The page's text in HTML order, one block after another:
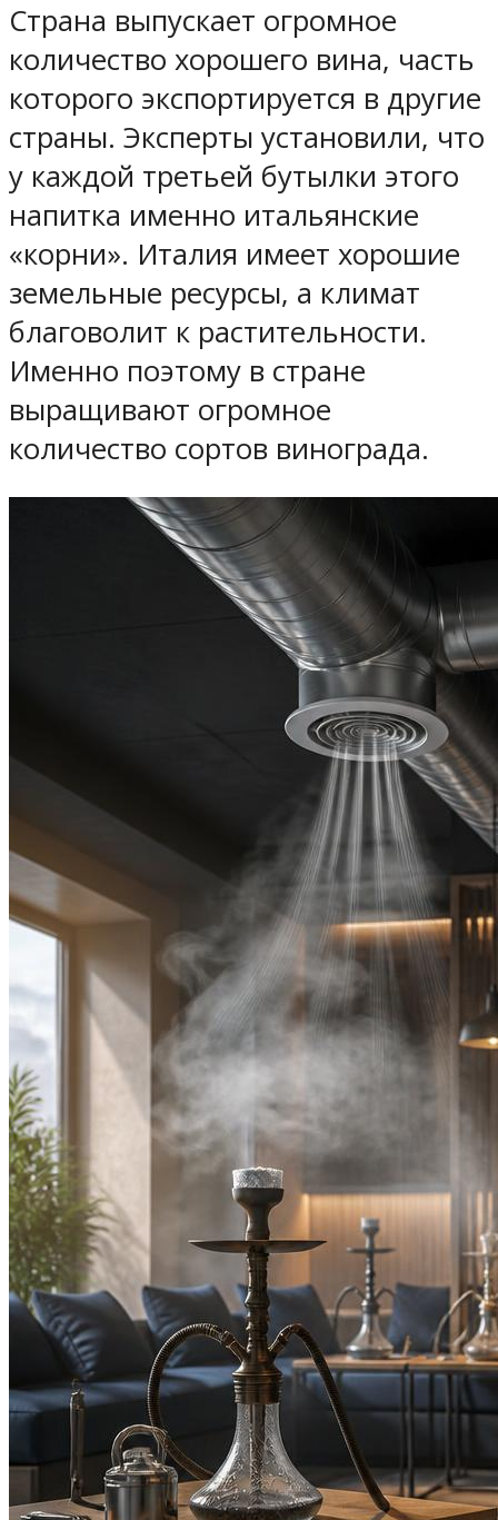
Страна выпускает огромное
количество хорошего вина, часть
которого экспортируется в другие
страны. Эксперты установили, что
у каждой третьей бутылки этого
напитка именно итальянские
«корни». Италия имеет хорошие
земельные ресурсы, а климат
благоволит к растительности.
Именно поэтому в стране
выращивают огромное
количество сортов винограда.